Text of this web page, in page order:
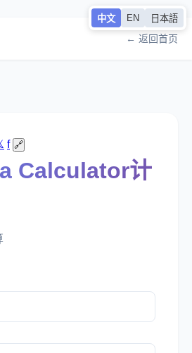
中文 EN 日本語
← 返回首页
f 🔗
Calculator计